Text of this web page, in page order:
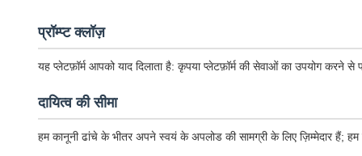
प्रॉम्प्ट क्लॉज़
यह प्लेटफ़ॉर्म आपको याद दिलाता है: कृपया प्लेटफ़ॉर्म की सेवाओं का उपयोग
दायित्व की सीमा
हम कानूनी ढांचे के भीतर अपने स्वयं के अपलोड की सामग्री के लिए ज़िम्मेदार हैं; हम